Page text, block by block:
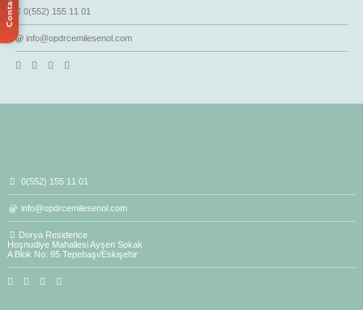
0(552) 155 11 01
info@opdrcemilesenol.com
0(552) 155 11 01
info@opdrcemilesenol.com
Dorya Residence
Hoşnudiye Mahallesi Ayşen Sokak
A Blok No: 95 Tepebaşı/Eskişehir